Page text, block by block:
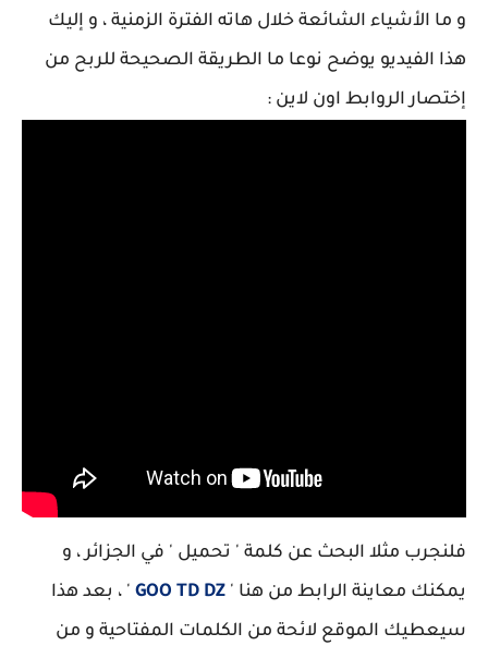
و ما الأشياء الشائعة خلال هاته الفترة الزمنية ، و إليك
هذا الفيديو يوضح نوعا ما الطريقة الصحيحة للربح من
إختصار الروابط اون لاين :
فلنجرب مثلا البحث عن كلمة ' تحميل ' في الجزائر ، و
يمكنك معاينة الرابط من هنا ' GOO TD DZ ' ، بعد هذا
سيعطيك الموقع لائحة من الكلمات المفتاحية و من